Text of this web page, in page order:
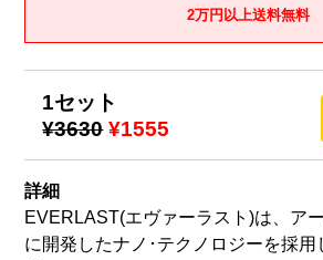
2万円以上送料無料
1セット
¥3630 ¥1555
詳細
EVERLAST(エヴァーラスト)は、ア
に開発したナノ･テクノロジーを採